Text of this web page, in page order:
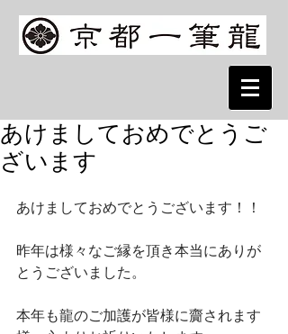
あけましておめでとうご
ざいます
あけましておめでとうございます！！
昨年は様々なご縁を頂き本当にありが
とうございました。
本年も龍のご加護が皆様に齎されます